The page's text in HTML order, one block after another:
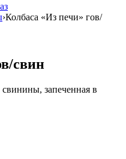
›Колбаса «Из печи» гов/
свин
запеченная в